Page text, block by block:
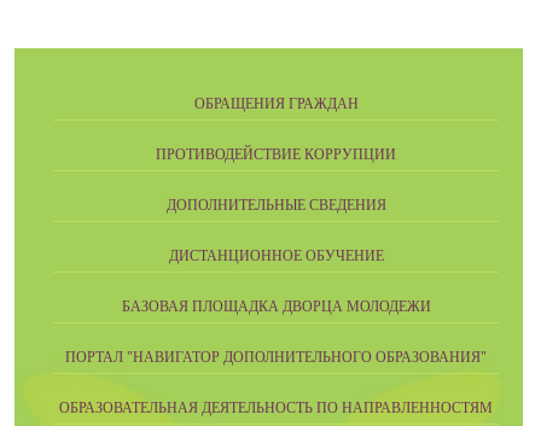
ОБРАЩЕНИЯ ГРАЖДАН
ПРОТИВОДЕЙСТВИЕ КОРРУПЦИИ
ДОПОЛНИТЕЛЬНЫЕ СВЕДЕНИЯ
ДИСТАНЦИОННОЕ ОБУЧЕНИЕ
БАЗОВАЯ ПЛОЩАДКА ДВОРЦА МОЛОДЕЖИ
ПОРТАЛ "НАВИГАТОР ДОПОЛНИТЕЛЬНОГО ОБРАЗОВАНИЯ"
ОБРАЗОВАТЕЛЬНАЯ ДЕЯТЕЛЬНОСТЬ ПО НАПРАВЛЕННОСТЯМ